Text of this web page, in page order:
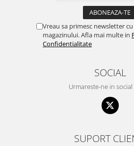
Vreau sa primesc newsletter
magazinului. Afla mai multe in
Confidentialitate
SOCIAL
Urmareste-ne in
SUPORT